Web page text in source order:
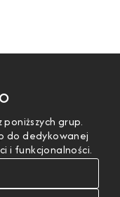
grup.
do dedykowanej
i funkcjonalności.